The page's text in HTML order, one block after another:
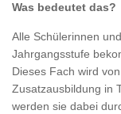
Was bedeutet das?
Alle Schülerinnen
Jahrgangsstufe
Dieses Fach wird
Zusatzausbildung in
werden sie dabei